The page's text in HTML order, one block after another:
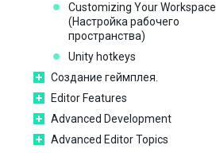
Customizing Your Workspace
(Настройка рабочего
пространства)
Unity hotkeys
Создание геймплея.
Editor Features
Advanced Development
Advanced Editor Topics